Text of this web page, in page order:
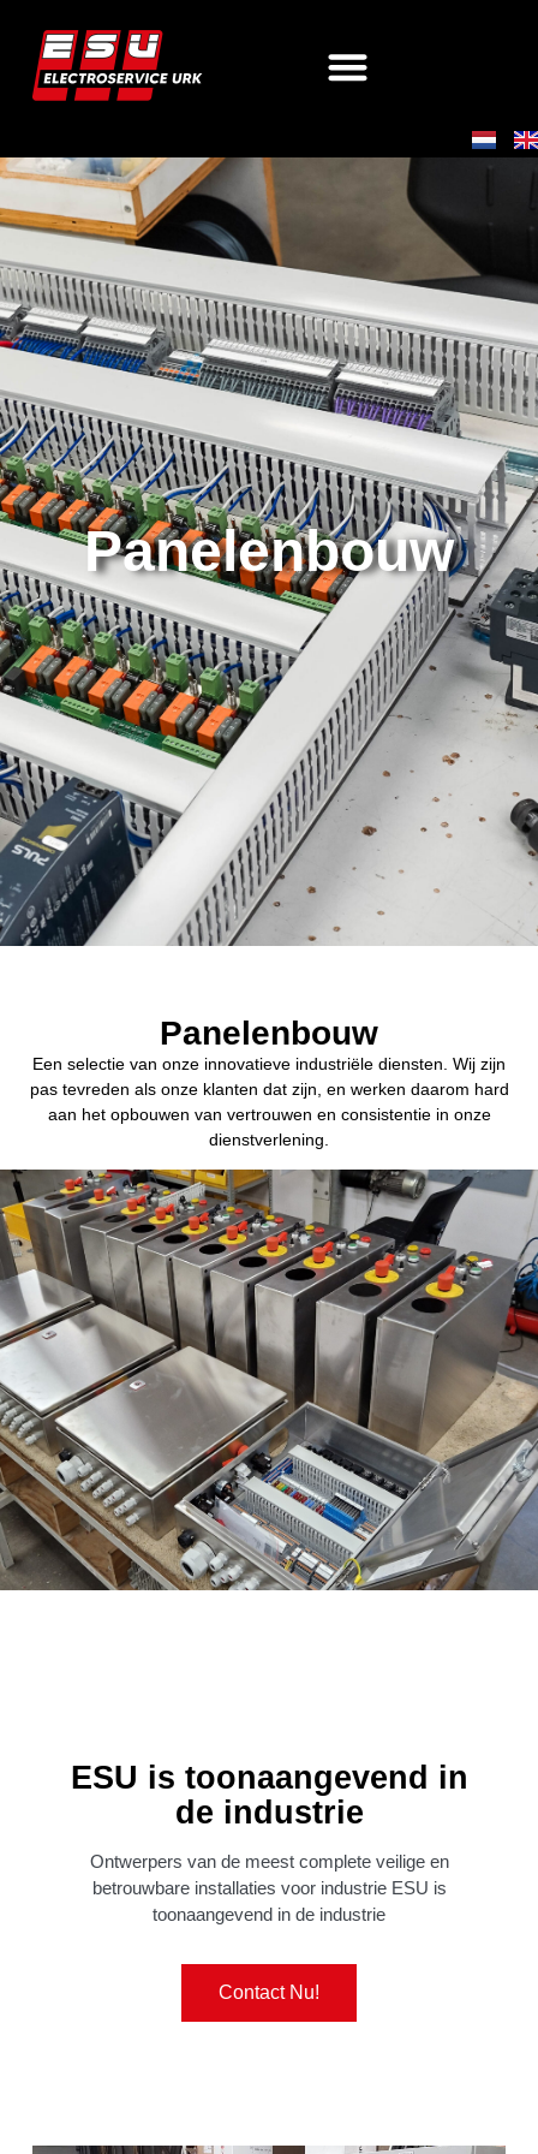
Panelenbouw
Panelenbouw
Een selectie van onze innovatieve industriële diensten. Wij zijn
pas tevreden als onze klanten dat zijn, en werken daarom hard
aan het opbouwen van vertrouwen en consistentie in onze
dienstverlening.
ESU is toonaangevend in
de industrie
Ontwerpers van de meest complete veilige en
betrouwbare installaties voor industrie ESU is
toonaangevend in de industrie
Contact Nu!